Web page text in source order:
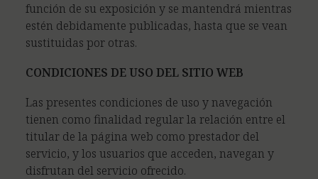
función de su exposición y se mantendrá mientras
estén debidamente publicadas, hasta que se vean
sustituidas por otras.
CONDICIONES DE USO DEL SITIO WEB
Las presentes condiciones de uso y navegación
tienen como finalidad regular la relación entre el
titular de la página web como prestador del
servicio, y los usuarios que acceden, navegan y
disfrutan del servicio ofrecido.